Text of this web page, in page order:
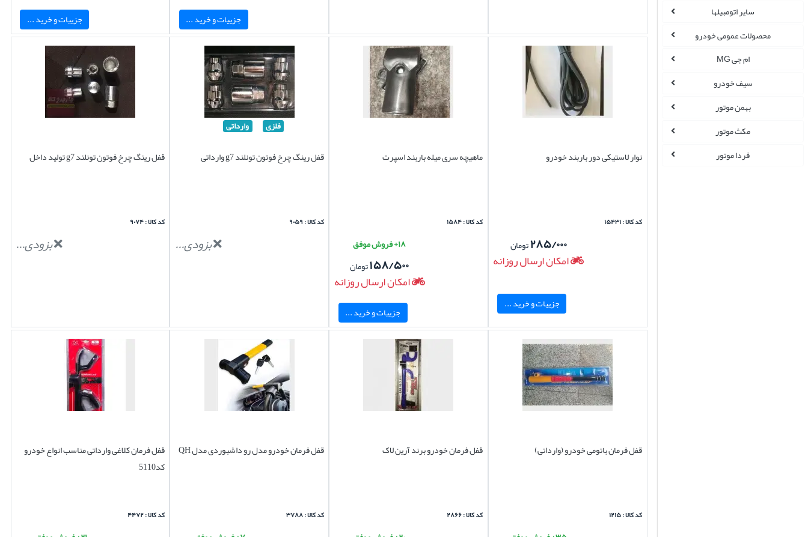
سایر اتومبیلها
محصولات عمومی خودرو
ام جی MG
سیف خودرو
بهمن موتور
مکث موتور
فردا موتور
جزییات و خرید ... جزییات و خرید ...
نوار لاستیکی دور باربند خودرو
کد کالا : ۱۵۴۳۱
۲۸۵/۰۰۰تومان
امکان ارسال روزانه
جزییات و خرید ...
ماهیچه سری میله باربند اسپرت
کد کالا : ۱۵۸۴
۱۸+ فروش موفق
۱۵۸/۵۰۰تومان
امکان ارسال روزانه
جزییات و خرید ...
فلزی وارداتی
قفل رینگ چرخ فوتون تونلند g7 وارداتی
کد کالا : ۹۰۵۹
بزودی...
قفل رینگ چرخ فوتون تونلند g7 تولید داخل
کد کالا : ۹۰۷۴
بزودی...
قفل فرمان باتومی خودرو (وارداتی)
کد کالا : ۱۲۱۵
قفل فرمان خودرو برند آرین لاک
کد کالا : ۲۸۶۶
قفل فرمان خودرو مدل رو داشبوردی مدل QH
کد کالا : ۳۷۸۸
قفل فرمان کلاغی وارداتی مناسب انواع خودرو
کد5110
کد کالا : ۴۴۷۲